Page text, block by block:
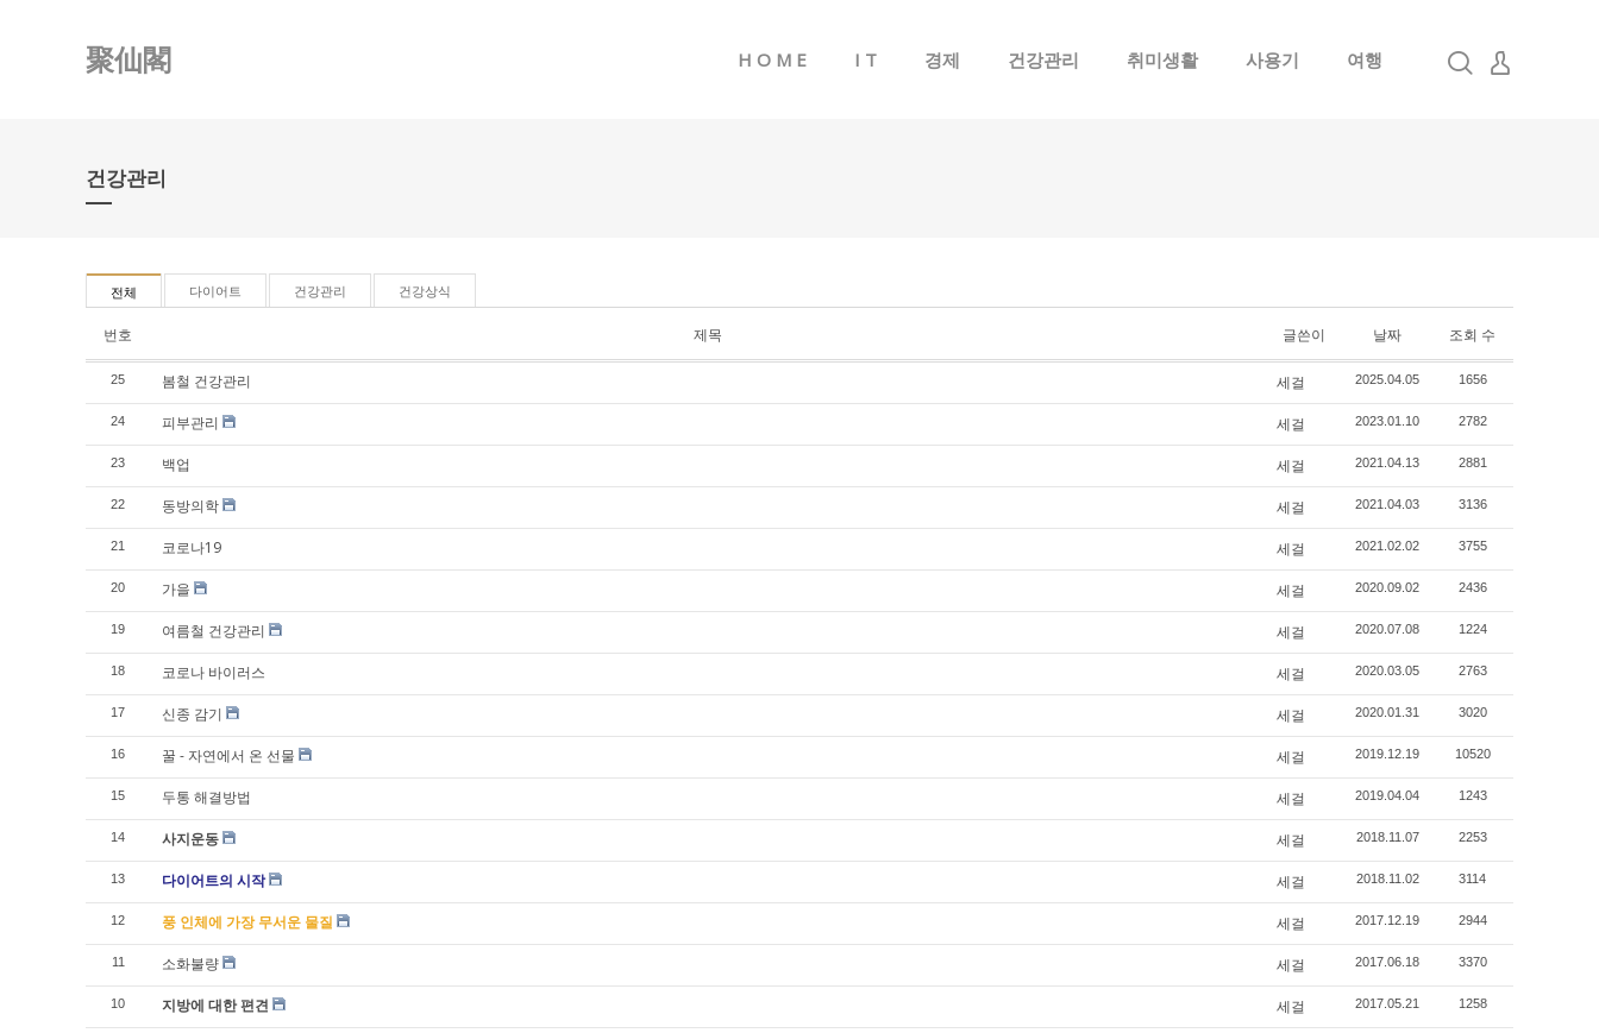
聚仙閣 H O M E I T 경제 건강관리 취미생활 사용기 여행
건강관리
전체 다이어트 건강관리 건강상식
번호 제목 글쓴이 날짜 조회 수
25 봄철 건강관리 세걸 2025.04.05 1656
24 피부관리 세걸 2023.01.10 2782
23 백업 세걸 2021.04.13 2881
22 동방의학 세걸 2021.04.03 3136
21 코로나19 세걸 2021.02.02 3755
20 가을 세걸 2020.09.02 2436
19 여름철 건강관리 세걸 2020.07.08 1224
18 코로나 바이러스 세걸 2020.03.05 2763
17 신종 감기 세걸 2020.01.31 3020
16 꿀 - 자연에서 온 선물 세걸 2019.12.19 10520
15 두통 해결방법 세걸 2019.04.04 1243
14 사지운동 세걸 2018.11.07 2253
13 다이어트의 시작 세걸 2018.11.02 3114
12 풍 인체에 가장 무서운 물질 세걸 2017.12.19 2944
11 소화불량 세걸 2017.06.18 3370
10 지방에 대한 편견 세걸 2017.05.21 1258